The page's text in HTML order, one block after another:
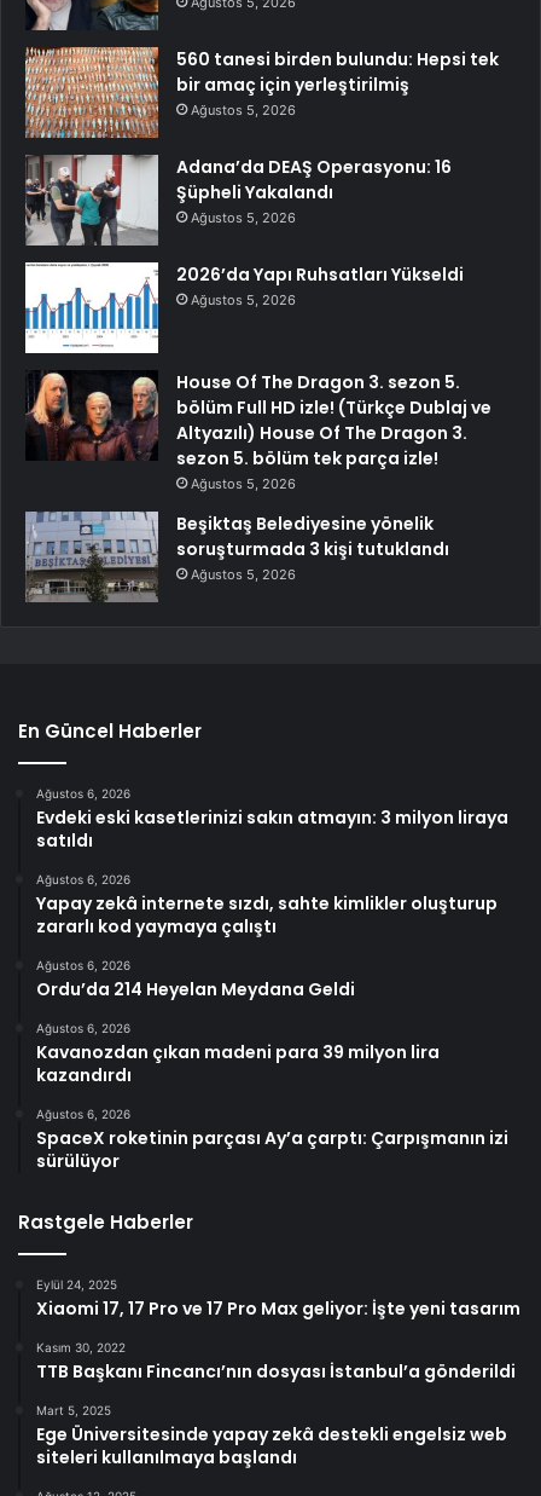
560 tanesi birden bulundu: Hepsi tek
bir amaç için yerleştirilmiş
Ağustos 5, 2026
Adana’da DEAŞ Operasyonu: 16
Şüpheli Yakalandı
Ağustos 5, 2026
2026’da Yapı Ruhsatları Yükseldi
Ağustos 5, 2026
House Of The Dragon 3. sezon 5.
bölüm Full HD izle! (Türkçe Dublaj ve
Altyazılı) House Of The Dragon 3.
sezon 5. bölüm tek parça izle!
Ağustos 5, 2026
Beşiktaş Belediyesine yönelik
soruşturmada 3 kişi tutuklandı
Ağustos 5, 2026
En Güncel Haberler
Ağustos 6, 2026
Evdeki eski kasetlerinizi sakın atmayın: 3 milyon liraya
satıldı
Ağustos 6, 2026
Yapay zekâ internete sızdı, sahte kimlikler oluşturup
zararlı kod yaymaya çalıştı
Ağustos 6, 2026
Ordu’da 214 Heyelan Meydana Geldi
Ağustos 6, 2026
Kavanozdan çıkan madeni para 39 milyon lira
kazandırdı
Ağustos 6, 2026
SpaceX roketinin parçası Ay’a çarptı: Çarpışmanın izi
sürülüyor
Rastgele Haberler
Eylül 24, 2025
Xiaomi 17, 17 Pro ve 17 Pro Max geliyor: İşte yeni tasarım
Kasım 30, 2022
TTB Başkanı Fincancı’nın dosyası İstanbul’a gönderildi
Mart 5, 2025
Ege Üniversitesinde yapay zekâ destekli engelsiz web
siteleri kullanılmaya başlandı